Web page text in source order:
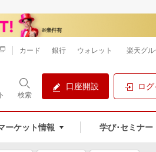
検索
口座開設 ロ
ーケット情報 学び･セミナー
カード 銀行 ウォレット 楽天グ